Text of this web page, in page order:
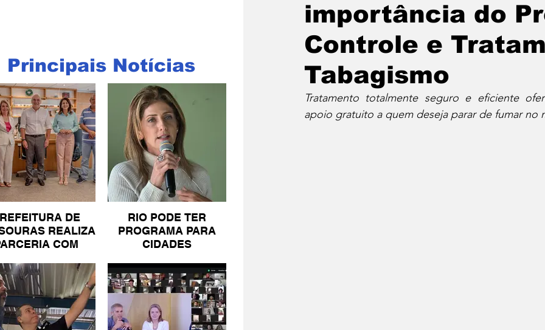
Principais Notícias
DE
REALIZA
COM
RIO PODE TER
PROGRAMA PARA
CIDADES
Dois cafés e a conta Angra dos Reis Barra do
importância do
Controle e
Tabagismo
Tratamento totalmente seguro e eficiente
apoio gratuito a quem deseja parar de fumar no